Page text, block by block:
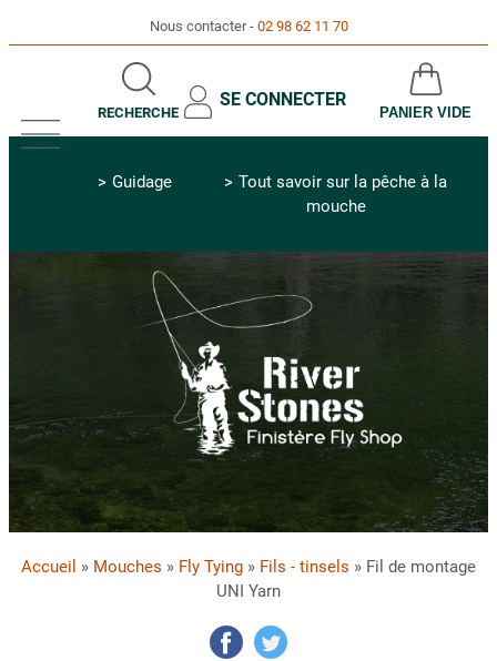
Nous contacter 02 98 62 11 70
RECHERCHE
SE CONNECTER
PANIER VIDE
Guidage
Tout savoir sur la pêche à la
mouche
Accueil » Mouches » Fly Tying » Fils - tinsels » Fil de montage
UNI Yarn